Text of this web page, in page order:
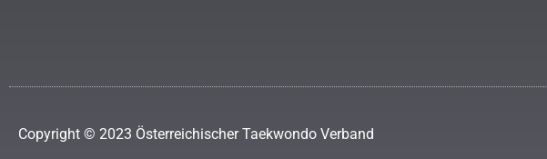
Copyright © 2023 Österreichischer Taekwondo Verband